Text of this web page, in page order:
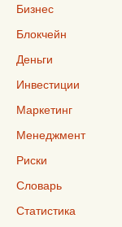
Бизнес
Блокчейн
Деньги
Инвестиции
Маркетинг
Менеджмент
Риски
Словарь
Статистика